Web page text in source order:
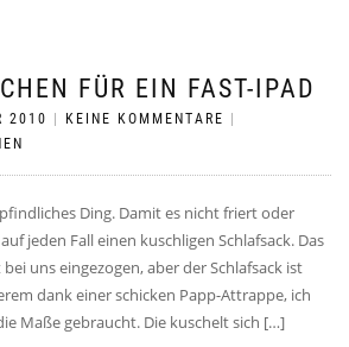
FÜR EIN FAST-IPAD
2010 KEINE KOMMENTARE
Ding. Damit es nicht friert oder
jeden Fall einen kuschligen Schlafsack. Das
uns eingezogen, aber der Schlafsack ist
dank einer schicken Papp-Attrappe, ich
Maße gebraucht. Die kuschelt sich […]